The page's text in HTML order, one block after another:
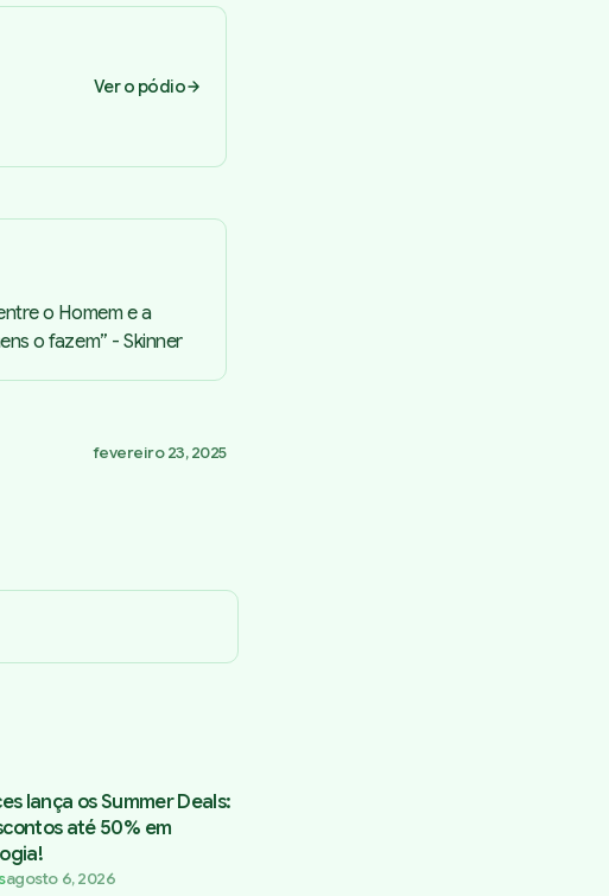
Ver o pódio
o Homem e a
o fazem” - Skinner
fevereiro 23, 2025
lança os Summer Deals:
até 50% em
agosto 6, 2026